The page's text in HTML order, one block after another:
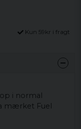
Kun 59kr i fragt
i normal
mærket Fuel